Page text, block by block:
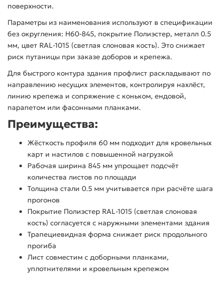
поверхности.
Параметры из наименования используют в спецификации
без округления: Н60-845, покрытие Полиэстер, металл 0.5
мм, цвет RAL-1015 (светлая слоновая кость). Это снижает
риск путаницы при заказе доборов и крепежа.
Для быстрого контура здания профлист раскладывают по
направлению несущих элементов, контролируя нахлёст,
линию крепежа и сопряжение с коньком, ендовой,
парапетом или фасонными планками.
Преимущества:
Жёсткость профиля 60 мм подходит для кровельных
карт и настилов с повышенной нагрузкой
Рабочая ширина 845 мм упрощает подсчёт
количества листов по площади
Толщина стали 0.5 мм учитывается при расчёте шага
прогонов
Покрытие Полиэстер RAL-1015 (светлая слоновая
кость) согласуется с наружными элементами здания
Трапециевидная форма снижает риск продольного
прогиба
Лист совместим с доборными планками,
уплотнителями и кровельным крепежом